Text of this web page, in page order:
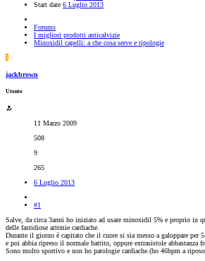
Start date 6 Luglio 2013
Forums
I migliori prodotti anticalvizie
Minoxidil capelli: a che cosa serve e tipologie
J
jackbrown
Utente
11 Marzo 2009
508
9
265
6 Luglio 2013
#1
Salve, da circa 3anni ho iniziato ad usare minoxidil 5% e proprio in
delle fastidiose aritmie cardiache.
Durante il giorno è capitato che il cuore si sia messo a galoppare per
e poi abbia ripreso il normale battito, oppure extrasistole abbastanza
Sono molto sportivo e non ho patologie cardiache.(ho 46bpm a